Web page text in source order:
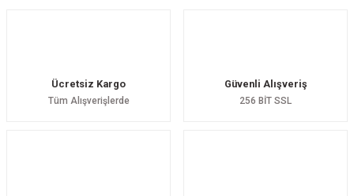
Ücretsiz Kargo
Tüm Alışverişlerde
Güvenli Alışveriş
256 BİT SSL